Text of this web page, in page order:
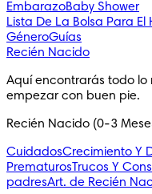
EmbarazoBaby Shower
Lista De La Bolsa Para El
GéneroGuías
Recién Nacido
Aquí encontrarás todo
empezar con buen pie.
Recién Nacido (0-3
CuidadosCrecimiento Y
PrematurosTrucos Y
padresArt. de Recién